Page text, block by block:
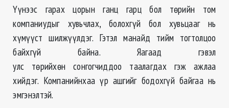
Үүнээс гарах цорын ганц гарц бол төрийн том
компаниудыг хувьчлах, болохгүй бол хувьцааг нь
хүмүүст шилжүүлдэг. Гэтэл манайд тийм тогтолцоо
байхгүй байна. Яагаад гэвэл
улс төрийхөн сонгогчиддоо таалагдах гэж ажлаа
хийдэг. Компанийнхаа үр ашгийг бодохгүй байгаа нь
эмгэнэлтэй.